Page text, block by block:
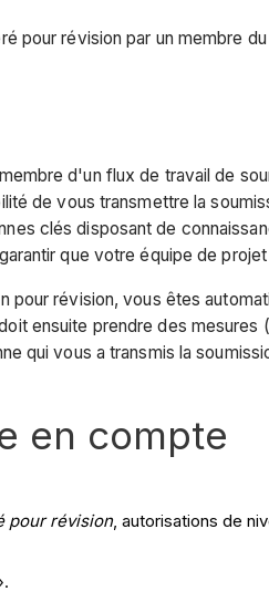
pour révision par un membre
d'un flux de travail de
de vous transmettre la
clés disposant de
que votre équipe de
pour révision, vous êtes
ensuite prendre des
qui vous a transmis la
en compte
pour révision, autorisations de